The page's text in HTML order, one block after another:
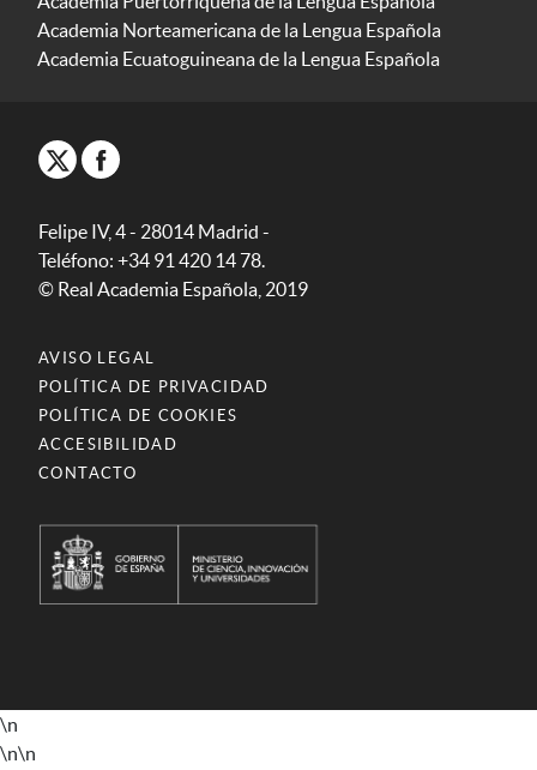
Academia Norteamericana de la Lengua Española
Academia Ecuatoguineana de la Lengua Española
Felipe IV, 4 - 28014 Madrid -
Teléfono: +34 91 420 14 78.
© Real Academia Española, 2019
AVISO LEGAL
POLÍTICA DE PRIVACIDAD
POLÍTICA DE COOKIES
ACCESIBILIDAD
CONTACTO
\n
\n\n